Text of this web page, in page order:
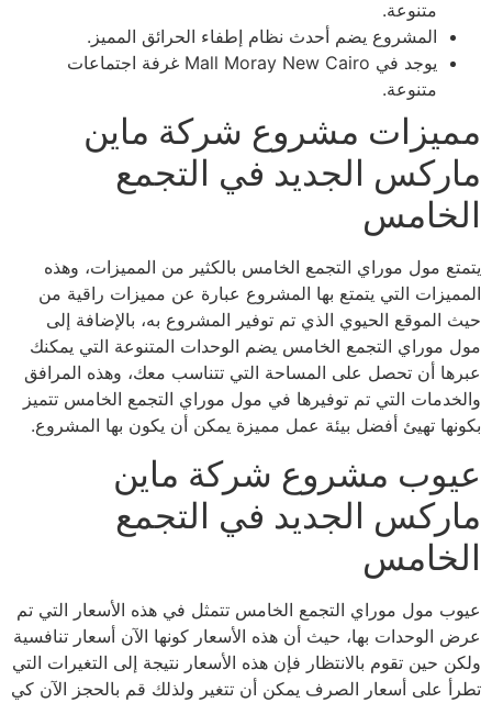
متنوعة.
المشروع يضم أحدث نظام إطفاء الحرائق المميز.
يوجد في Mall Moray New Cairo غرفة اجتماعات
متنوعة.
مميزات مشروع شركة ماين
ماركس الجديد في التجمع
الخامس
يتمتع مول موراي التجمع الخامس بالكثير من المميزات، وهذه
المميزات التي يتمتع بها المشروع عبارة عن مميزات راقية من
حيث الموقع الحيوي الذي تم توفير المشروع به، بالإضافة إلى
مول موراي التجمع الخامس يضم الوحدات المتنوعة التي يمكنك
عبرها أن تحصل على المساحة التي تتناسب معك، وهذه المرافق
والخدمات التي تم توفيرها في مول موراي التجمع الخامس تتميز
بكونها تهيئ أفضل بيئة عمل مميزة يمكن أن يكون بها المشروع.
عيوب مشروع شركة ماين
ماركس الجديد في التجمع
الخامس
عيوب مول موراي التجمع الخامس تتمثل في هذه الأسعار التي تم
عرض الوحدات بها، حيث أن هذه الأسعار كونها الآن أسعار تنافسية
ولكن حين تقوم بالانتظار فإن هذه الأسعار نتيجة إلى التغيرات التي
تطرأ على أسعار الصرف يمكن أن تتغير ولذلك قم بالحجز الآن كي